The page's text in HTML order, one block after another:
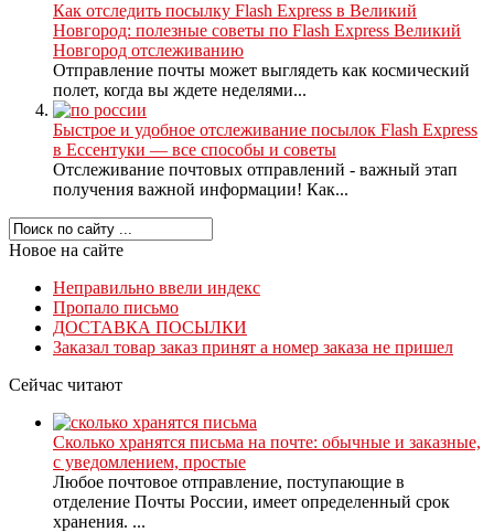
Как отследить посылку Flash Express в Великий
Новгород: полезные советы по Flash Express Великий
Новгород отслеживанию
Отправление почты может выглядеть как космический
полет, когда вы ждете неделями...
Быстрое и удобное отслеживание посылок Flash Express
в Ессентуки — все способы и советы
Отслеживание почтовых отправлений - важный этап
получения важной информации! Как...
Новое на сайте
Неправильно ввели индекс
Пропало письмо
ДОСТАВКА ПОСЫЛКИ
Заказал товар заказ принят а номер заказа не пришел
Сейчас читают
Сколько хранятся письма на почте: обычные и заказные,
с уведомлением, простые
Любое почтовое отправление, поступающие в
отделение Почты России, имеет определенный срок
хранения. ...